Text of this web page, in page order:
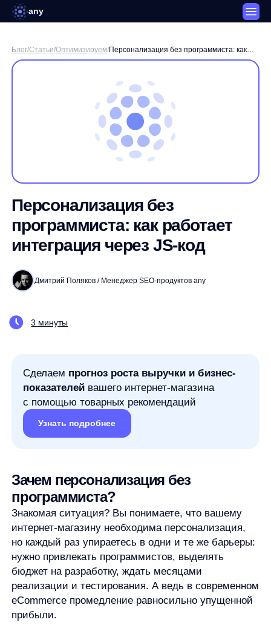
any
Персонализация без
интеграция через JS-код
работает интеграция через JS-код
3 минуты
Сделаем
показателей
Зачем персонализация без
программиста?
Знакомая ситуация? Вы понимаете, что вашему
бюджет на разработку, ждать месяцами
реализации и тестирования. А ведь в современном
eCommerce промедление равносильно упущенной
Что если мы скажем, что вы можете запустить
полноценную персонализацию на своем сайте уже
завтра? Без привлечения программистов, без
сложных технических знаний и без многомесячных
интеграций.
Сегодня реальность такова: достаточно всего лишь